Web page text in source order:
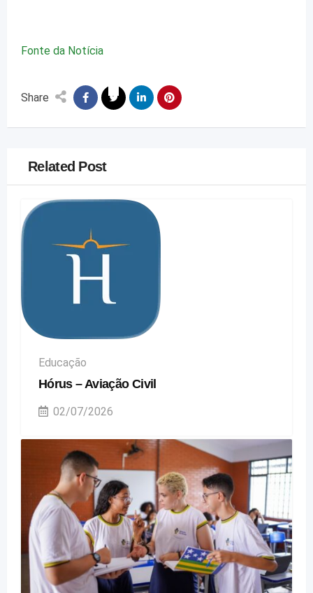
Fonte da Notícia
Share
Related Post
Educação
Hórus – Aviação Civil
02/07/2026